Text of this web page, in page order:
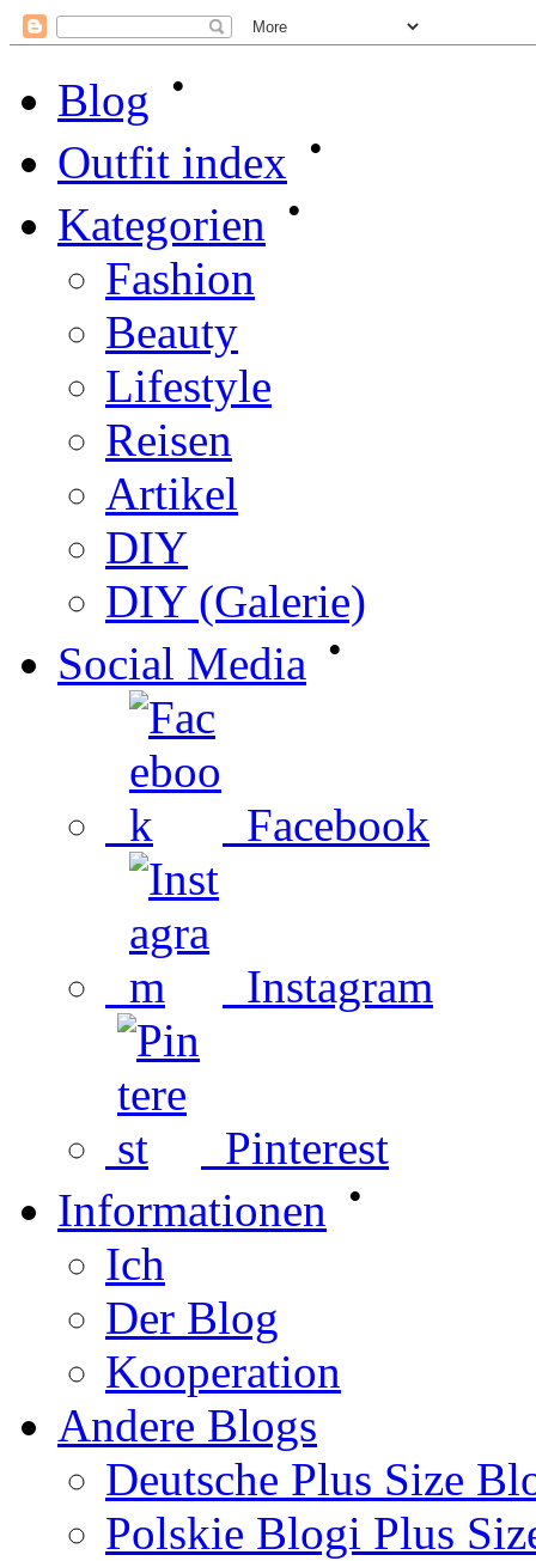
Blog •
Outfit index •
Kategorien •
Fashion
Beauty
Lifestyle
Reisen
Artikel
DIY
DIY (Galerie)
Social Media •
Facebook
Instagram
Pinterest
Informationen •
Ich
Der Blog
Kooperation
Andere Blogs
Deutsche Plus Size
Polskie Blogi Plus